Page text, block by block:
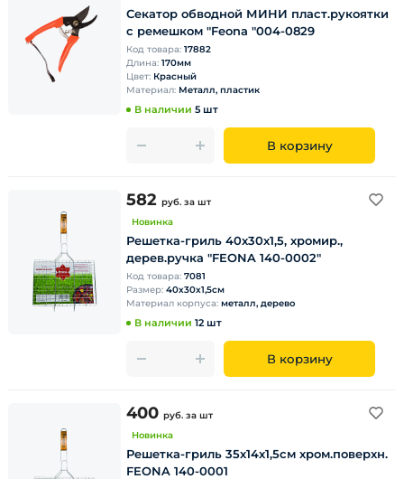
Секатор обводной МИНИ пласт.рукоятки
с ремешком "Feona "004-0829
Код товара: 17882
Длина: 170мм
Цвет: Красный
Материал: Металл, пластик
В наличии 5 шт
В корзину
582 руб. за шт
Новинка
Решетка-гриль 40х30х1,5, хромир.,
дерев.ручка "FEONA 140-0002"
Код товара: 7081
Размер: 40х30х1,5см
Материал корпуса: металл, дерево
В наличии 12 шт
В корзину
400 руб. за шт
Новинка
Решетка-гриль 35х14х1,5см хром.поверхн.
FEONA 140-0001